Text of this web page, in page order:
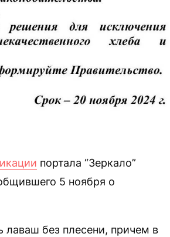
портала “Зеркало”
5 ноября о
лаваш без плесени, причем в